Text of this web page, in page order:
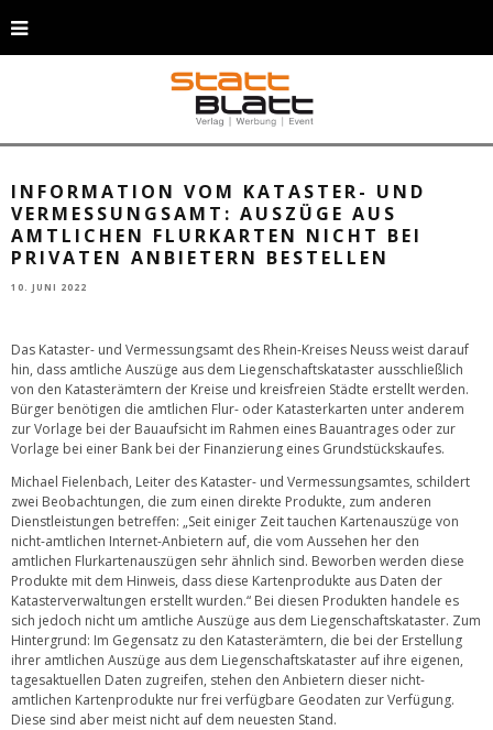
Amtliche Auszüge aus dem Liegenschaftsregister werden nur von den
Katasterämtern erstellt. © GettyImages_petervician_491083976
INFORMATION VOM KATASTER- UND
VERMESSUNGSAMT: AUSZÜGE AUS
AMTLICHEN FLURKARTEN NICHT BEI
PRIVATEN ANBIETERN BESTELLEN
10. JUNI 2022
Das Kataster- und Vermessungsamt des Rhein-Kreises Neuss weist darauf
hin, dass amtliche Auszüge aus dem Liegenschaftskataster ausschließlich
von den Katasterämtern der Kreise und kreisfreien Städte erstellt werden.
Bürger benötigen die amtlichen Flur- oder Katasterkarten unter anderem
zur Vorlage bei der Bauaufsicht im Rahmen eines Bauantrages oder zur
Vorlage bei einer Bank bei der Finanzierung eines Grundstückskaufes.
Michael Fielenbach, Leiter des Kataster- und Vermessungsamtes, schildert
zwei Beobachtungen, die zum einen direkte Produkte, zum anderen
Dienstleistungen betreffen: „Seit einiger Zeit tauchen Kartenauszüge von
nicht-amtlichen Internet-Anbietern auf, die vom Aussehen her den
amtlichen Flurkartenauszügen sehr ähnlich sind. Beworben werden diese
Produkte mit dem Hinweis, dass diese Kartenprodukte aus Daten der
Katasterverwaltungen erstellt wurden.“ Bei diesen Produkten handele es
sich jedoch nicht um amtliche Auszüge aus dem Liegenschaftskataster. Zum
Hintergrund: Im Gegensatz zu den Katasterämtern, die bei der Erstellung
ihrer amtlichen Auszüge aus dem Liegenschaftskataster auf ihre eigenen,
tagesaktuellen Daten zugreifen, stehen den Anbietern dieser nicht-
amtlichen Kartenprodukte nur frei verfügbare Geodaten zur Verfügung.
Diese sind aber meist nicht auf dem neuesten Stand.